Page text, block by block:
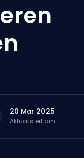
20 Mar 2025
Aktualisiert am